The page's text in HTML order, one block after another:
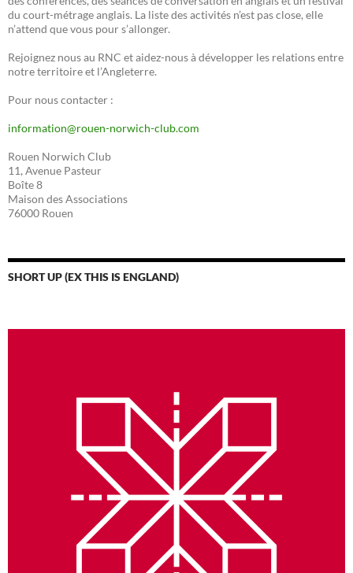
du court-métrage anglais. La liste des activités n’est pas close, elle
n’attend que vous pour s’allonger.
Rejoignez nous au RNC et aidez-nous à développer les relations entre
notre territoire et l’Angleterre.
Pour nous contacter :
information@rouen-norwich-club.com
Rouen Norwich Club
11, Avenue Pasteur
Boîte 8
Maison des Associations
76000 Rouen
SHORT UP (EX THIS IS ENGLAND)